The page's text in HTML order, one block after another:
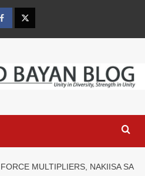
FacebookTwitter
FORCE MULTIPLIERS, NAKIISA SA